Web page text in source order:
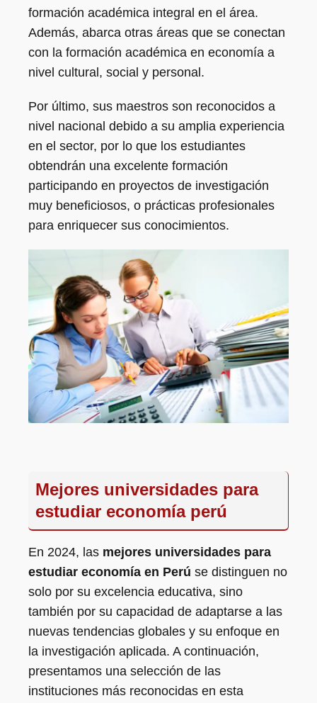
formación académica integral en el área.
Además, abarca otras áreas que se conectan
con la formación académica en economía a
nivel cultural, social y personal.
Por último, sus maestros son reconocidos a
nivel nacional debido a su amplia experiencia
en el sector, por lo que los estudiantes
obtendrán una excelente formación
participando en proyectos de investigación
muy beneficiosos, o prácticas profesionales
para enriquecer sus conocimientos.
Mejores universidades para
estudiar economía perú
En 2024, las mejores universidades para
estudiar economía en Perú se distinguen no
solo por su excelencia educativa, sino
también por su capacidad de adaptarse a las
nuevas tendencias globales y su enfoque en
la investigación aplicada. A continuación,
presentamos una selección de las
instituciones más reconocidas en esta